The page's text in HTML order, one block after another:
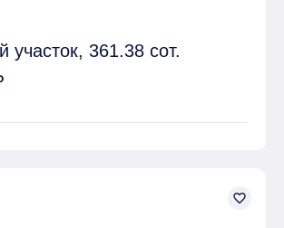
участок, 361.38 сот.
favorite_border